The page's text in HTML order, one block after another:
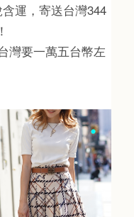
運，寄送台灣344
灣要一萬五台幣左